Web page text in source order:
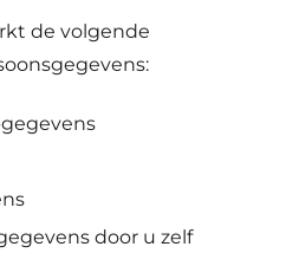
de volgende
door u zelf